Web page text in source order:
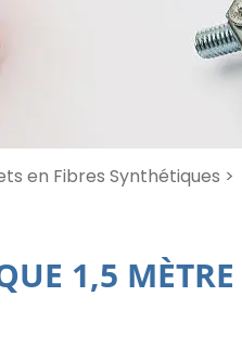
en Fibres Synthétiques >
1,5 MÈTRE